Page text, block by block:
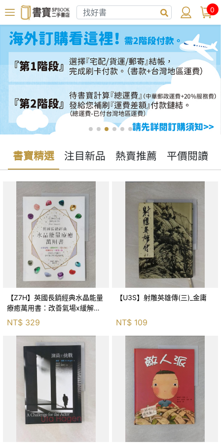
0
書寶精選 注目新品 熱賣推薦 平價閱讀
【Z7H】英國長銷經典水晶能量
療癒萬用書：改善氣場x緩解疼
痛x穩定身心x增加財富x促進人
緣，250種水晶礦石給你最完整
的生活對策_菲利
NT$ 329
【U3S】射雕英雄傳(三)_金庸
NT$ 109